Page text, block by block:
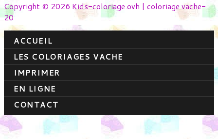
Copyright © 2026 Kids-coloriage.ovh | coloriage vache-
20
ACCUEIL
LES COLORIAGES VACHE
IMPRIMER
EN LIGNE
CONTACT